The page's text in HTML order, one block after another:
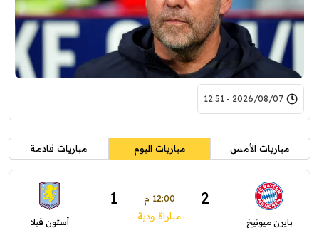
2026/08/07 - 12:51
مباريات الأمس مباريات اليوم مباريات قادمة
بايرن ميونيخ
2 12:00 م 1
مباراة ودية أستون فيلا